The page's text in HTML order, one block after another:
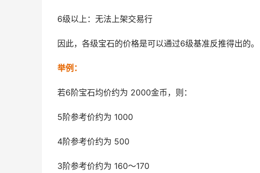
6级以上：无法上架交易行
因此，各级宝石的价格是可以通过6级基准反推得出的。
举例：
若6阶宝石均价约为 2000金币，则：
5阶参考价约为 1000
4阶参考价约为 500
3阶参考价约为 160～170